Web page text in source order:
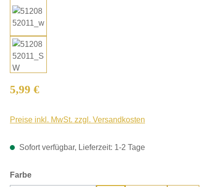
Regulärer Preis:
5,99 €
Preise inkl. MwSt. zzgl. Versandkosten
Sofort verfügbar, Lieferzeit: 1-2 Tage
Farbeauswählen